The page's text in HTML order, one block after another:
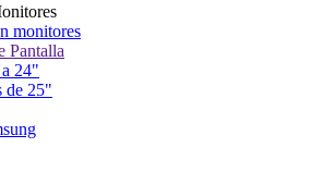
monitores
Pantalla
24"
de 25"